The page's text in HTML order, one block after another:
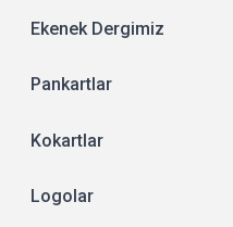
Ekenek Dergimiz
Pankartlar
Kokartlar
Logolar